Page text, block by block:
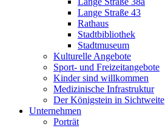
Lange Straße 43
Rathaus
Stadtbibliothek
Stadtmuseum
Kulturelle Angebote
Sport- und Freizeitangebote
Kinder sind willkommen
Medizinische Infrastruktur
Der Königstein in Sichtweite
Unternehmen
Porträt